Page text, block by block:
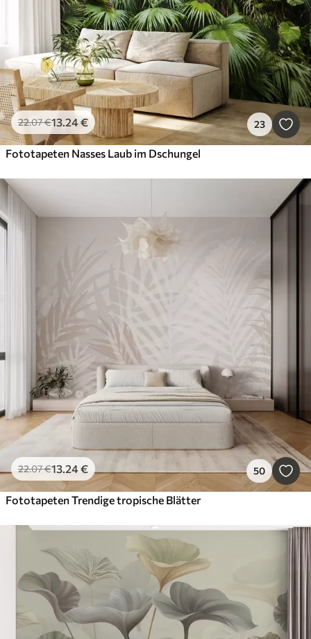
22.07€13.24€ 23
Fototapeten Nasses Laub im Dschungel
22.07€13.24€ 50
Fototapeten Trendige tropische Blätter